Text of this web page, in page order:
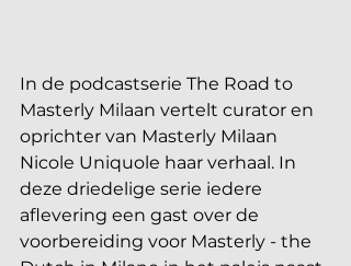
In de podcastserie The Road to
Masterly Milaan vertelt curator en
oprichter van Masterly Milaan
Nicole Uniquole haar verhaal. In
deze driedelige serie iedere
aflevering een gast over de
voorbereiding voor Masterly - the